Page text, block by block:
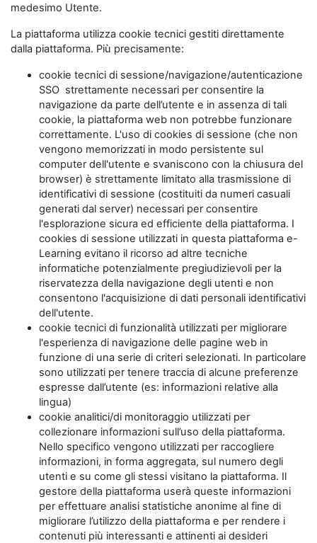
medesimo Utente.
La piattaforma utilizza cookie tecnici gestiti direttamente
dalla piattaforma. Più precisamente:
cookie tecnici di sessione/navigazione/autenticazione
SSO strettamente necessari per consentire la
navigazione da parte dell’utente e in assenza di tali
cookie, la piattaforma web non potrebbe funzionare
correttamente. L'uso di cookies di sessione (che non
vengono memorizzati in modo persistente sul
computer dell'utente e svaniscono con la chiusura del
browser) è strettamente limitato alla trasmissione di
identificativi di sessione (costituiti da numeri casuali
generati dal server) necessari per consentire
l'esplorazione sicura ed efficiente della piattaforma. I
cookies di sessione utilizzati in questa piattaforma e-
Learning evitano il ricorso ad altre tecniche
informatiche potenzialmente pregiudizievoli per la
riservatezza della navigazione degli utenti e non
consentono l'acquisizione di dati personali identificativi
dell'utente.
cookie tecnici di funzionalità utilizzati per migliorare
l'esperienza di navigazione delle pagine web in
funzione di una serie di criteri selezionati. In particolare
sono utilizzati per tenere traccia di alcune preferenze
espresse dall’utente (es: informazioni relative alla
lingua)
cookie analitici/di monitoraggio utilizzati per
collezionare informazioni sull’uso della piattaforma.
Nello specifico vengono utilizzati per raccogliere
informazioni, in forma aggregata, sul numero degli
utenti e su come gli stessi visitano la piattaforma. Il
gestore della piattaforma userà queste informazioni
per effettuare analisi statistiche anonime al fine di
migliorare l’utilizzo della piattaforma e per rendere i
contenuti più interessanti e attinenti ai desideri